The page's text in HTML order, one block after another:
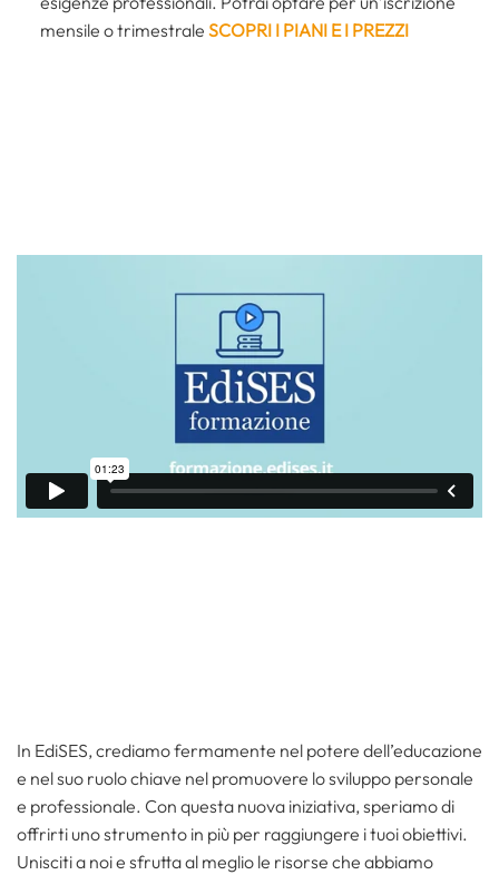
mensile o trimestrale SCOPRI I PIANI E I PREZZI
In EdiSES, crediamo fermamente nel potere dell’educazione
e nel suo ruolo chiave nel promuovere lo sviluppo personale
e professionale. Con questa nuova iniziativa, speriamo di
offrirti uno strumento in più per raggiungere i tuoi obiettivi.
Unisciti a noi e sfrutta al meglio le risorse che abbiamo